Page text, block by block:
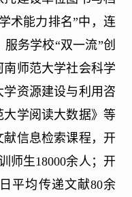
术能力排名”中，连
服务学校“双一流”创
师范大学社会科学
资源建设与利用咨
大学阅读大数据》等
信息检索课程，开
师生18000余人；开
平均传递文献80余